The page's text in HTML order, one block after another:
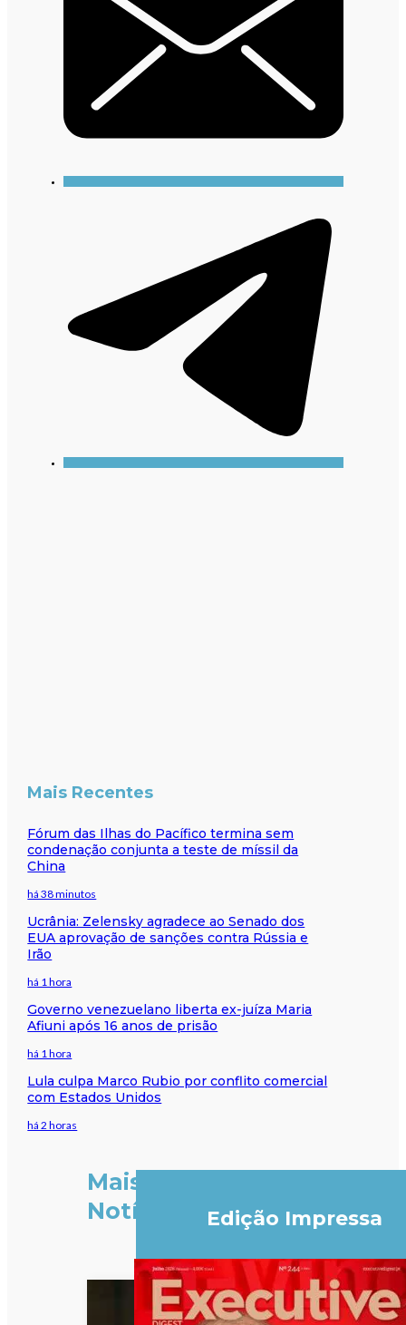
Mais Recentes
Fórum das Ilhas do Pacífico termina sem
condenação conjunta a teste de míssil da
China
há 38 minutos
Ucrânia: Zelensky agradece ao Senado dos
EUA aprovação de sanções contra Rússia e
Irão
há 1 hora
Governo venezuelano liberta ex-juíza Maria
Afiuni após 16 anos de prisão
há 1 hora
Lula culpa Marco Rubio por conflito comercial
com Estados Unidos
há 2 horas
Mais
Notícias
Edição Impressa